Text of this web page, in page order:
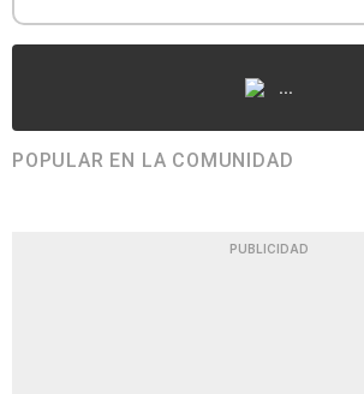
...
POPULAR EN LA COMUNIDAD
PUBLICIDAD